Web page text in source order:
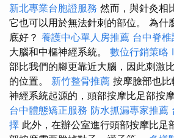
新北專業台胞證服務 然而，與針灸相
它也可以用於無法針刺的部位。 為什
底好？ 養護中心單人房推薦 台中脊
大腦和中樞神經系統。 數位行銷策略
部比我們的腳更靠近大腦，因此刺激
的位置。 新竹整骨推薦 按摩臉部也
神經系統起源的，頭部按摩比足部按
台中體態矯正服務 防水抓漏專家推薦
擇 此外，在辦公室進行頭部按摩比足